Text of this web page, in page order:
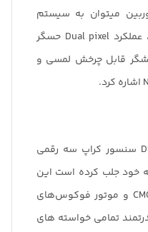
میتوان به سیستم
فوکوس 45 نقطه ای پیشرفته، عملکرد Dual pixel حسگر
قابل چرخش لمسی و
کانن با تولید دوربین های DSLR سنسور کراپ سه رقمی
خود جلب کرده است این
دوربین‌ها با حسگرهای قوی CMOS و موتور فوکوس‌های
تمامی خواسته های